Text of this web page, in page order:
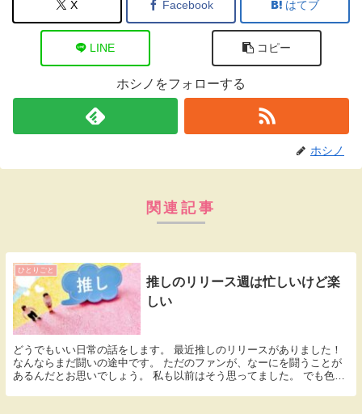
X Facebook はてブ
LINE コピー
ホシノをフォローする
ホシノ
関連記事
ひとりごと
推しのリリース週は忙しいけど楽
しい
どうでもいい日常の話をします。 最近推しのリリースがありました！
なんならまだ闘いの途中です。 ただのファンが、なーにを闘うことが
あるんだとお思いでしょう。 私も以前はそう思ってました。 でも色々